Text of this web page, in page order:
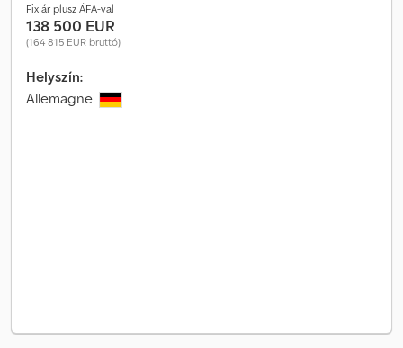
Fix ár plusz ÁFA-val
138 500 EUR
(164 815 EUR bruttó)
Helyszín:
Allemagne